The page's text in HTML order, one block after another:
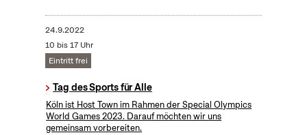
24.9.2022
10 bis 17 Uhr
Eintritt frei
Tag des Sports für Alle
Köln ist Host Town im Rahmen der Special Olympics
World Games 2023. Darauf möchten wir uns
gemeinsam vorbereiten.